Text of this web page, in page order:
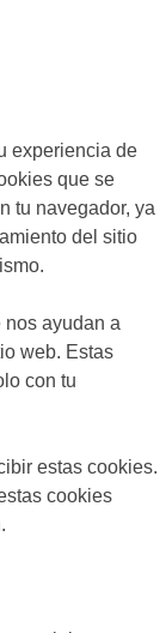
experiencia de
que se
tu navegador, ya
del sitio
ayudan a
web. Estas
con tu
estas cookies.
cookies